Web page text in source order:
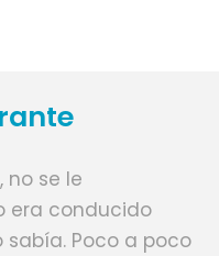
ofrecer becas, sugerimos
enviando el formulario de
no se le
era conducido
Poco a poco